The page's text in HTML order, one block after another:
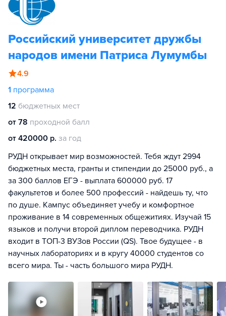
Российский университет дружбы
народов имени Патриса Лумумбы
4.9
1 программа
12 бюджетных мест
от 78 проходной балл
от 420000 р. за год
РУДН открывает мир возможностей. Тебя ждут 2994
бюджетных места, гранты и стипендии до 25000 руб., а
за 300 баллов ЕГЭ - выплата 600000 руб. 17
факультетов и более 500 профессий - найдешь ту, что
по душе. Кампус объединяет учебу и комфортное
проживание в 14 современных общежитиях. Изучай 15
языков и получи второй диплом переводчика. РУДН
входит в ТОП-3 ВУЗов России (QS). Твое будущее - в
научных лабораториях и в кругу 40000 студентов со
всего мира. Ты - часть большого мира РУДН.